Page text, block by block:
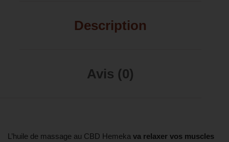
Description
Avis (0)
L’huile de massage au CBD Hemeka va relaxer vos muscles